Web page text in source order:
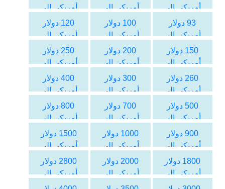
أمريكي الى
الليرة السورية
أمريكي الى
الليرة السورية
أمريكي الى
الليرة السورية
93 دولار
أمريكي الى
الليرة السورية
100 دولار
أمريكي الى
الليرة السورية
120 دولار
أمريكي الى
الليرة السورية
150 دولار
أمريكي الى
الليرة السورية
200 دولار
أمريكي الى
الليرة السورية
250 دولار
أمريكي الى
الليرة السورية
260 دولار
أمريكي الى
الليرة السورية
300 دولار
أمريكي الى
الليرة السورية
400 دولار
أمريكي الى
الليرة السورية
500 دولار
أمريكي الى
الليرة السورية
700 دولار
أمريكي الى
الليرة السورية
800 دولار
أمريكي الى
الليرة السورية
900 دولار
أمريكي الى
الليرة السورية
1000 دولار
أمريكي الى
الليرة السورية
1500 دولار
أمريكي الى
الليرة السورية
1800 دولار
أمريكي الى
الليرة السورية
2000 دولار
أمريكي الى
الليرة السورية
2800 دولار
أمريكي الى
الليرة السورية